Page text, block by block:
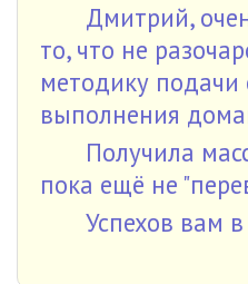
Дмитрий,
то, что не
методику
выполнения
Получила
пока ещё не
Успехов вам